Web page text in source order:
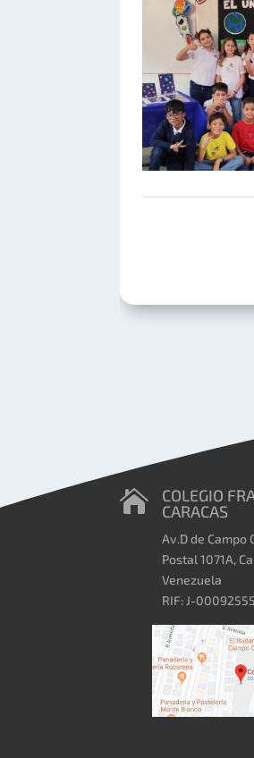

COLEGIO
CARACAS
Av.D de Campo
Postal 1071A,
Venezuela
RIF: J-